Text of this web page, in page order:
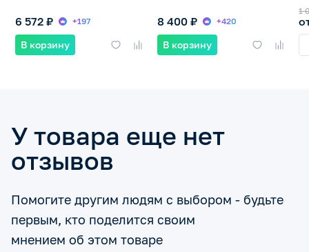
6 572 ₽ +197
В корзину
8 400 ₽ +420
В корзину
1
У товара еще нет
отзывов
Помогите другим людям с выбором - будьте
первым, кто поделится своим
мнением об этом товаре